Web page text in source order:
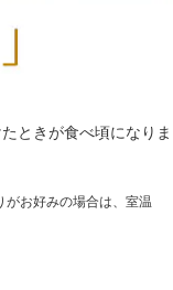
ときが食べ頃になりま
お好みの場合は、室温